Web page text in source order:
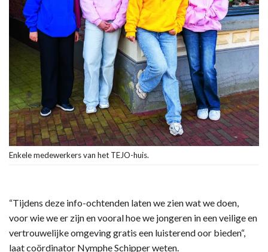
Enkele medewerkers van het TEJO-huis.
“Tijdens deze info-ochtenden laten we zien wat we doen,
voor wie we er zijn en vooral hoe we jongeren in een veilige en
vertrouwelijke omgeving gratis een luisterend oor bieden“,
laat coördinator Nymphe Schipper weten.